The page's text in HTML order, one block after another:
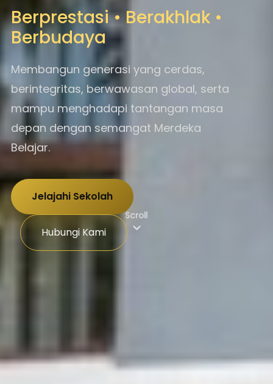
Berprestasi • Berakhlak •
Berbudaya
Membangun generasi yang cerdas,
berintegritas, berwawasan global, serta
mampu menghadapi tantangan masa
depan dengan semangat Merdeka
Belajar.
Jelajahi Sekolah
Hubungi Kami
Scroll